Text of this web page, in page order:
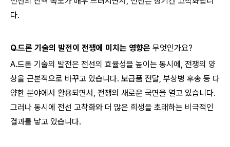
다.
Q.드론 기술의 발전이 전쟁에 미치는 영향은 무엇인가요?
A.드론 기술의 발전은 전선의 효율성을 높이는 동시에, 전쟁의 양
상을 근본적으로 바꾸고 있습니다. 보급품 전달, 부상병 후송 등 다
양한 분야에서 활용되면서, 전쟁의 새로운 국면을 열고 있습니다.
그러나 동시에 전선 고착화와 더 많은 희생을 초래하는 비극적인
결과를 낳고 있습니다.